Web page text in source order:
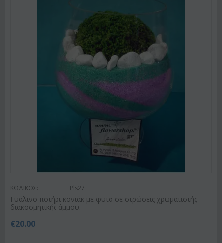
ΚΩΔΙΚΟΣ: Pls27
Γυάλινο ποτήρι κονιάκ με φυτό σε στρώσεις χρωματιστής
διακοσμητικής άμμου.
€20.00